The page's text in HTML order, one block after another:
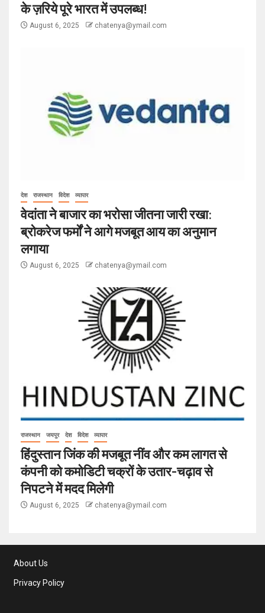
के ज़रिये पूरे भारत में उपलब्ध!
August 6, 2025 chatenya@ymail.com
देश राजस्थान विदेश व्यापार
वेदांता ने बाजार का भरोसा जीतना जारी रखा:
ब्रोकरेज फर्मों ने आगे मजबूत आय का अनुमान
लगाया
August 6, 2025 chatenya@ymail.com
राजस्थान जयपुर देश विदेश व्यापार
हिंदुस्तान जिंक की मजबूत नींव और कम लागत से
कंपनी को कमोडिटी चक्रों के उतार-चढ़ाव से
निपटने में मदद मिलेगी
August 6, 2025 chatenya@ymail.com
About Us
Privacy Policy